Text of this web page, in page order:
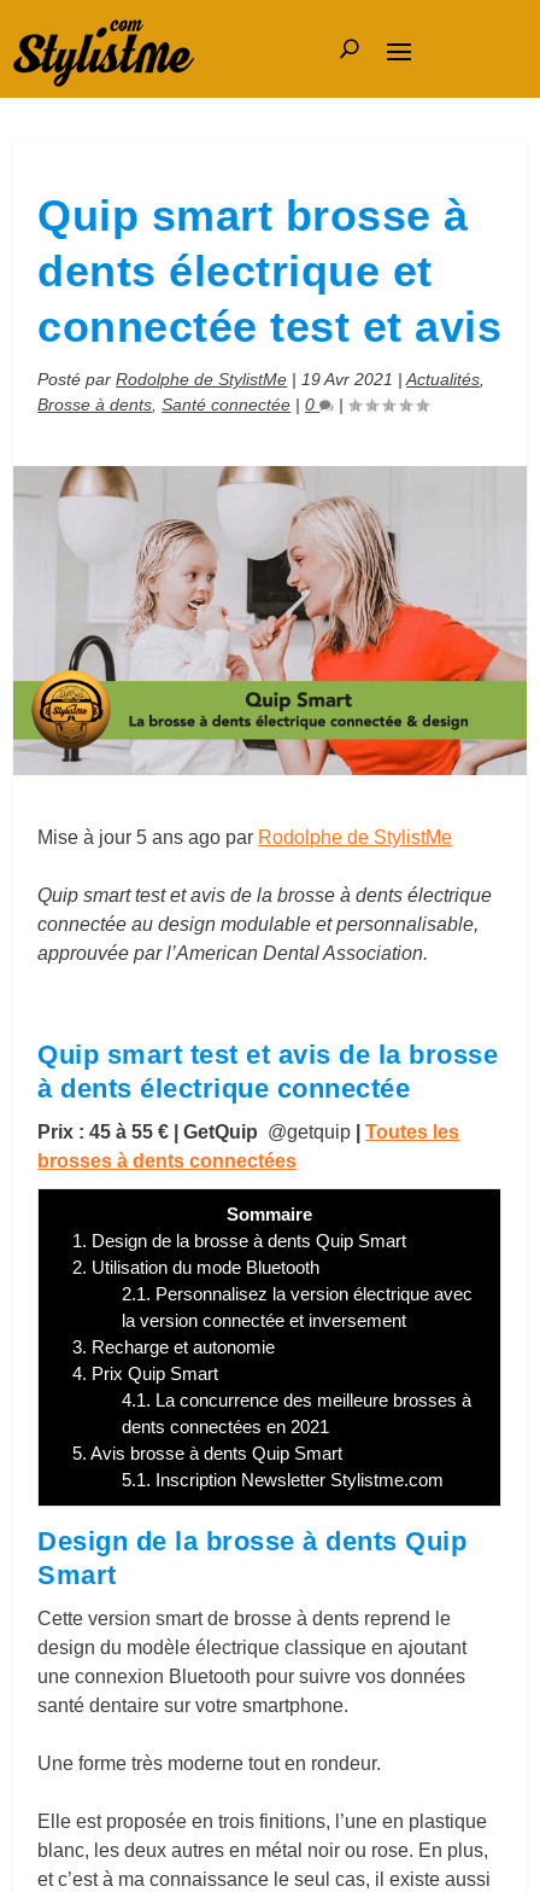
Quip smart brosse à
dents électrique et
connectée test et avis
Posté parRodolphe de StylistMe | 19 Avr 2021 |Actualités
Brosse à dents ,Santé connectée |0 |
Mise à jour5 ans ago par Rodolphe de StylistMe
Quip smart test et avis de la brosse à dents électrique
connectée au design modulable et personnalisable,
approuvée par l’American Dental Association.
Quip smart test et avis de la brosse
à dents électrique connectée
Prix : 45 à 55 € | GetQuip @getquip |Toutes les
brosses à dents connectées
Sommaire
1. Design de la brosse à dents Quip Smart
2. Utilisation du mode Bluetooth
2.1. Personnalisez la version électrique avec
la version connectée et inversement
3. Recharge et autonomie
4. Prix Quip Smart
4.1. La concurrence des meilleure brosses à
dents connectées en 2021
5. Avis brosse à dents Quip Smart
5.1. Inscription Newsletter Stylistme.com
Design de la brosse à dents Quip
Smart
Cette version smart de brosse à dents reprend le
design du modèle électrique classique en ajoutant
une connexion Bluetooth pour suivre vos données
santé dentaire sur votre smartphone.
Une forme très moderne tout en rondeur.
Elle est proposée en trois finitions, l’une en plastique
blanc, les deux autres en métal noir ou rose. En plus,
et c’est à ma connaissance le seul cas, il existe aussi